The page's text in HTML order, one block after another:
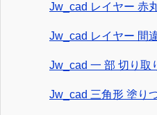
Jw_cad レイヤー 赤
Jw_cad レイヤー 間
Jw_cad 一 部 切り取
Jw_cad 三角形 塗り